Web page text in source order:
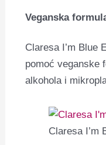
Veganska
Claresa I’m Blue
pomoć veganske
alkohola i
Claresa I’m